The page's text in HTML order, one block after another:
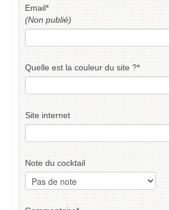
Email*
(Non publié)
Quelle est la couleur du site ?*
Site internet
Note du cocktail